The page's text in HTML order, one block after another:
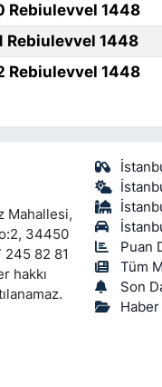
Rebiulevvel 1448
Rebiulevvel 1448
Rebiulevvel 1448
Mahallesi,
34450
245 82 81
hakkı
Puan
Tüm
Son